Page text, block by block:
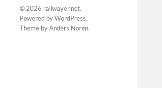
© 2026 railwayer.net.
Powered byWordPress.
Theme byAnders Norén.